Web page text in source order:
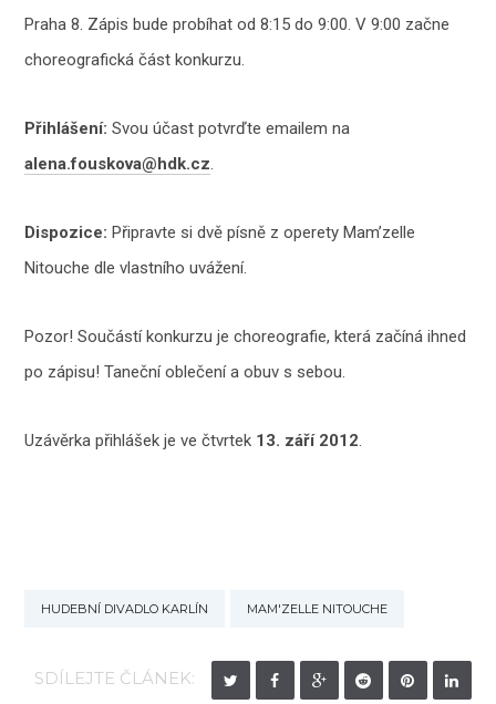
Praha 8. Zápis bude probíhat od 8:15 do 9:00. V 9:00 začne
choreografická část konkurzu.
Přihlášení:Svou účast potvrďte emailem na
alena.fouskova@hdk.cz.
Dispozice:Připravte si dvě písně z operety Mam’zelle
Nitouche dle vlastního uvážení.
Pozor! Součástí konkurzu je choreografie, která začíná ihned
po zápisu! Taneční oblečení a obuv s sebou.
Uzávěrka přihlášek je ve čtvrtek 13. září 2012.
HUDEBNÍ DIVADLO KARLÍN MAM'ZELLE NITOUCHE
SDÍLEJTE ČLÁNEK: